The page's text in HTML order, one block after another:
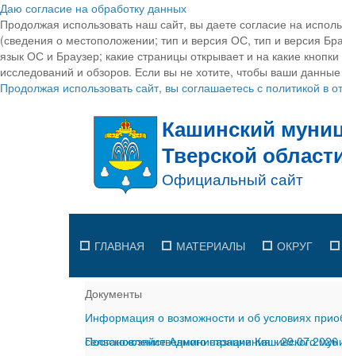
Даю согласие на обработку данных
Продолжая использовать наш сайт, вы даете согласие на
(сведения о местоположении; тип и версия ОС, тип и версия
язык ОС и Браузер; какие страницы открывает и на какие
исследований и обзоров. Если вы не хотите, чтобы ваши
Продолжая использовать сайт, вы соглашаетесь с политикой в
ГЛАВНАЯ МАТЕРИАЛЫ ОКРУГ
Документы
Информация о возможности и об условиях
сельскохозяйственного назначения-29.07.2026
Постановление Администрации Кашинского